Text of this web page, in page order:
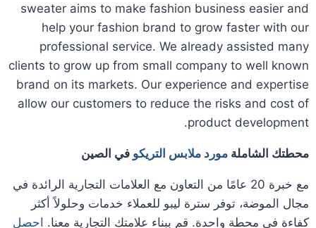
sweater aims to make fashion business easier and
help your fashion brand to grow faster with our
professional service. We already assisted many
clients to grow up from small company to well known
brand on its markets. Our experience and expertise
allow our customers to reduce the risks and cost of
product development.
محطتك الشاملة مورد ملابس التريكو في الصين
مع خبرة 20 عامًا من التعاون مع العلامات التجارية الرائدة في
مجال الموضة، توفر سترة ليبو للعملاء خدمات وحلولاً أكثر
كفاءة في محطة واحدة. قم ببناء علامتك التجارية معنا. احصل